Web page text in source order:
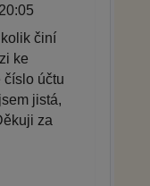
činí
ke
číslo účtu
jistá,
za